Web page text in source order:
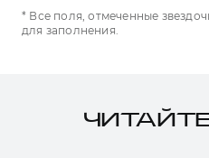
* Все поля, отмеченные
для заполнения.